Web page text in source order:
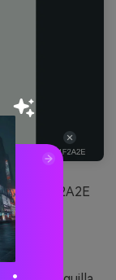
#1F2A2E